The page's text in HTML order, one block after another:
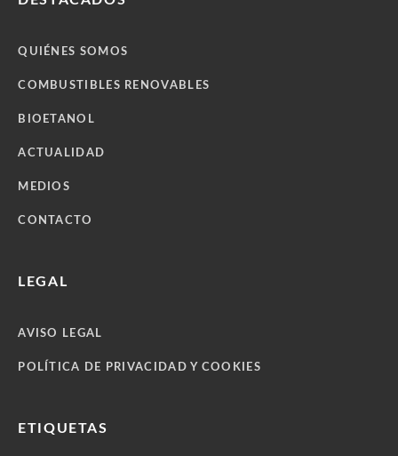
QUIÉNES SOMOS
COMBUSTIBLES RENOVABLES
BIOETANOL
ACTUALIDAD
MEDIOS
CONTACTO
LEGAL
AVISO LEGAL
POLÍTICA DE PRIVACIDAD Y COOKIES
ETIQUETAS